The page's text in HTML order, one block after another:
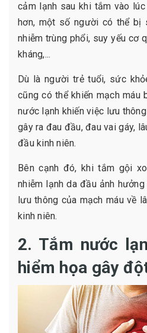
cảm lạnh sau khi tắm vào
hơn, một số người có thể bị
nhiễm trùng phổi, suy yếu cơ
kháng,...
Dù là người trẻ tuổi, sức
cũng có thể khiến mạch
nước lạnh khiến việc lưu
gây ra đau đầu, đau vai gáy,
đầu kinh niên.
Bên cạnh đó, khi tắm gội
nhiễm lạnh da đầu ảnh
lưu thông của mạch máu về
kinh niên.
2. Tắm nước
hiểm họa gây